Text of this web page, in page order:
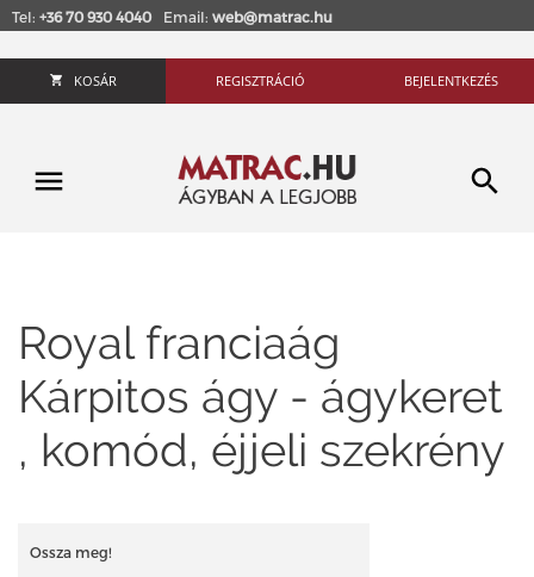
Tel: +36 70 930 4040 Email: web@matrac.hu
KOSÁR REGISZTRÁCIÓ BEJELENTKEZÉS
Royal franciaág
Kárpitos ágy - ágykeret
, komód, éjjeli szekrény
Ossza meg!